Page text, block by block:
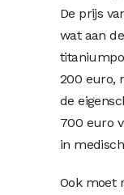
De prijs
wat aan
200 euro,
de
700 euro
in
Ook moet